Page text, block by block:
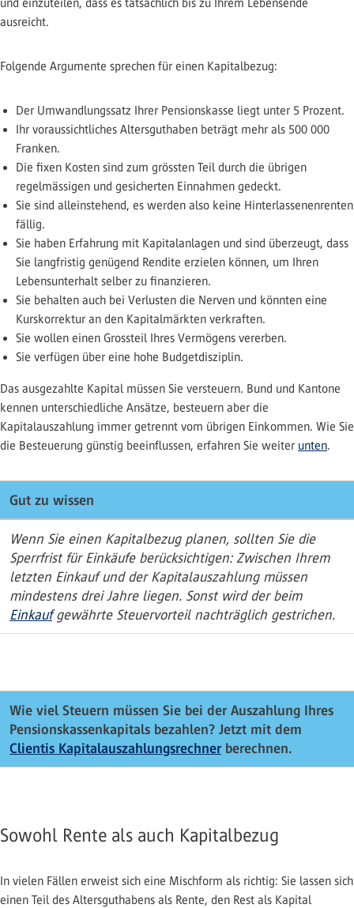
und einzuteilen, dass es tatsächlich bis zu Ihrem Lebensende
ausreicht.
Folgende Argumente sprechen für einen Kapitalbezug:
Der Umwandlungssatz Ihrer Pensionskasse liegt unter 5 Prozent.
Ihr voraussichtliches Altersguthaben beträgt mehr als 500 000
Franken.
Die fixen Kosten sind zum grössten Teil durch die übrigen
regelmässigen und gesicherten Einnahmen gedeckt.
Sie sind alleinstehend, es werden also keine Hinterlassenenrenten
fällig.
Sie haben Erfahrung mit Kapitalanlagen und sind überzeugt, dass
Sie langfristig genügend Rendite erzielen können, um Ihren
Lebensunterhalt selber zu finanzieren.
Sie behalten auch bei Verlusten die Nerven und könnten eine
Kurskorrektur an den Kapitalmärkten verkraften.
Sie wollen einen Grossteil Ihres Vermögens vererben.
Sie verfügen über eine hohe Budgetdisziplin.
Das ausgezahlte Kapital müssen Sie versteuern. Bund und Kantone
kennen unterschiedliche Ansätze, besteuern aber die
Kapitalauszahlung immer getrennt vom übrigen Einkommen. Wie Sie
die Besteuerung günstig beeinflussen, erfahren Sie weiter unten.
Gut zu wissen
Wenn Sie einen Kapitalbezug planen, sollten Sie die
Sperrfrist für Einkäufe berücksichtigen: Zwischen Ihrem
letzten Einkauf und der Kapitalauszahlung müssen
mindestens drei Jahre liegen. Sonst wird der beim
Einkaufgewährte Steuervorteil nachträglich gestrichen.
Wie viel Steuern müssen Sie bei der Auszahlung Ihres
Pensionskassenkapitals bezahlen? Jetzt mit dem
Clientis Kapitalauszahlungsrechnerberechnen.
Sowohl Rente als auch Kapitalbezug
In vielen Fällen erweist sich eine Mischform als richtig: Sie lassen sich
einen Teil des Altersguthabens als Rente, den Rest als Kapital